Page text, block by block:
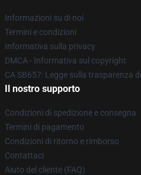
Informazioni su di noi
Termini e condizioni
Informativa sulla privacy
DMCA - Informativa sul copyright
CA SB657: Legge sulla trasparenza
Il nostro supporto
Condizioni di spedizione e consegna
Termini di pagamento
Condizioni di ritorno e rimborso
Contattaci
Aiuto del cliente (FAQ)